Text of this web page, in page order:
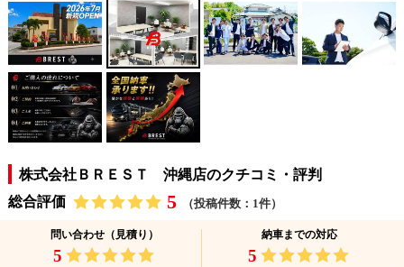
株式会社ＢＲＥＳＴ 沖縄店のクチコミ・評判
総合評価
5 （投稿件数：1件）
問い合わせ（見積り）
5
納車までの対応
5